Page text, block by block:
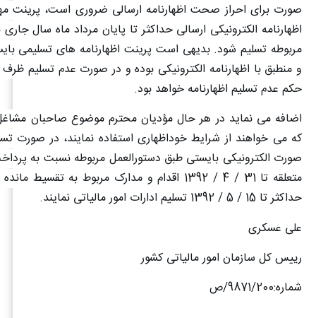
صورت برای احراز صحت اظهارنامه ارسالی ضروری است، پرینت
اظهارنامه الکترونیکی ارسالی حداکثر تا پایان مرداد ماه سال
مربوطه تسلیم شود. بدیهی است پرینت اظهارنامه های تسلیمی
و منطبق با اظهارنامه الکترونیکی بوده و در صورت عدم تسلیم
حکم عدم تسلیم اظهارنامه خواهد بود.
اضافه می نماید در هر حال مؤدیان محترم موضوع صاحبان
که می خواهند از شرایط خوداظهاری استفاده نمایند، در صورت
متعلقه تا 31 / 4 / 1392 اقدام و مدارک مربوط به تقسیط
حداکثر تا 15 / 5 / 1392 تسلیم ادارات امور مالیاتی نمایند
.
علی عسکری
رییس کل سازمان امور مالیاتی کشور
شماره:9871/200/ص